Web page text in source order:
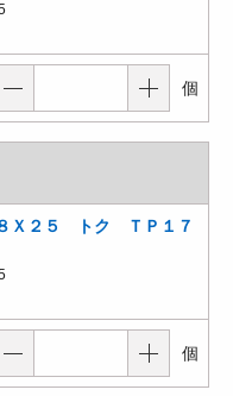
個
Ｘ２５ トク ＴＰ１７
個